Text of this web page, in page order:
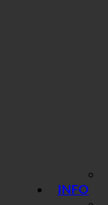
INFO